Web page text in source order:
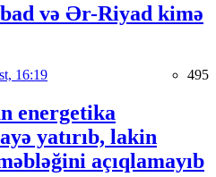
və Ər-Riyad kimə
16:19 495
energetika
yatırıb, lakin
açıqlamayıb